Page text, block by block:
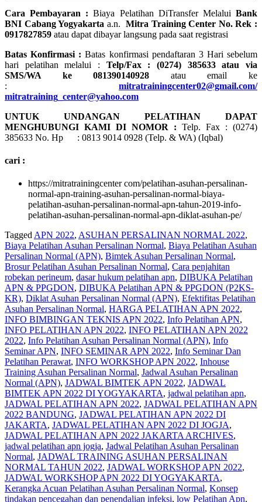
Cara Pembayaran :Biaya Pelatihan DiTransfer MelaluiBank
BNI Cabang Yogyakarta a.n.Mitra Training Center No. Rek :
0917827859 atau dapat dibayar langsung pada saat registrasi
Batas Konfirmasi :Batas konfirmasi pendaftaran 3 Hari sebelum
hari pelatihan melalui : Telp/Fax : (0274) 385633 atau via
SMS/WA ke 081390140928 atau email ke
:
mitratrainingcenter02@gmail.com/
mitratraining_center@yahoo.com
UNTUK UNDANGAN PELATIHAN DAPAT
MENGHUBUNGI KAMI DI NOMOR : Telp. Fax : (0274)
385633 No. Hp : 0813 9014 0928 (Telp. & WA) (Iqbal)
cari :
https://mitratrainingcenter com/pelatihan-asuhan-persalinan-
normal-apn-training-asuhan-persalinan-normal-biaya-
pelatihan-asuhan-persalinan-normal-apn-tahun-2019-info-
pelatihan-asuhan-persalinan-normal-apn-diklat-asuhan-pe/
Tagged APN 2022, ASUHAN PERSALINAN NORMAL 2022,
Biaya Pelatihan Asuhan Persalinan Normal, Biaya Pelatihan Asuhan
Persalinan Normal (APN), Bimtek Asuhan Persalinan Normal,
Brosur Pelatihan Asuhan Persalinan Normal, Cara penjahitan
robekan perineum, dasar hukum pelatihan apn, DIBUKA Pelatihan
APN & PPGDON, DIBUKA Pelatihan APN & PPGDON (P2KS-
KR), Diklat Asuhan Persalinan Normal (APN), Efektifitas Pelatihan
Asuhan Persalinan Normal, HARGA PELATIHAN APN 2022,
INFO BIMBINGAN TEKNIS APN 2022, Info Pelatihan APN,
INFO PELATIHAN APN 2022, INFO PELATIHAN APN 2022
2022, Info Pelatihan Asuhan Persalinan Normal (APN), Info
Seminar APN, INFO SEMINAR APN 2022, Info Seminar Dan
Pelatihan Perawat, INFO WORKSHOP APN 2022, Inhouse
Training Asuhan Persalinan Normal, Jadwal Asuhan Persalinan
Normal (APN), JADWAL BIMTEK APN 2022, JADWAL
BIMTEK APN 2022 DI YOGYAKARTA, jadwal pelatihan apn,
JADWAL PELATIHAN APN 2022, JADWAL PELATIHAN APN
2022 BANDUNG, JADWAL PELATIHAN APN 2022 DI
JAKARTA, JADWAL PELATIHAN APN 2022 DI JOGJA,
JADWAL PELATIHAN APN 2022 JAKARTA ARCHIVES,
jadwal pelatihan apn jogja, Jadwal Pelatihan Asuhan Persalinan
Normal, JADWAL TRAINING ASUHAN PERSALINAN
NORMAL TAHUN 2022, JADWAL WORKSHOP APN 2022,
JADWAL WORKSHOP APN 2022 DI YOGYAKARTA,
Kerangka Acuan Pelatihan Asuhan Persalinan Normal, Konsep
tindakan pencegahan dan penendalian infeksi, low Pelatihan Apn,